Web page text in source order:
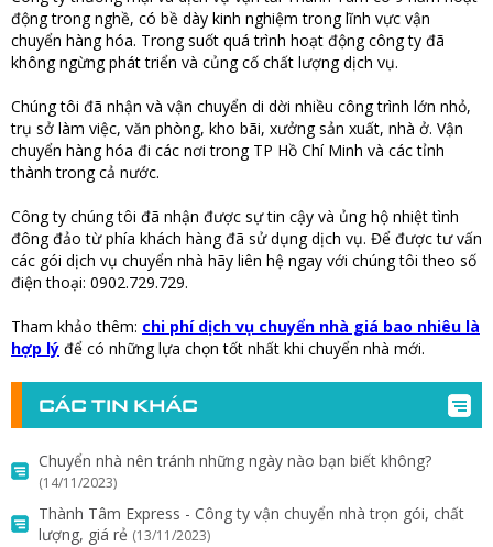
động trong nghề, có bề dày kinh nghiệm trong lĩnh vực vận
chuyển hàng hóa. Trong suốt quá trình hoạt động công ty đã
không ngừng phát triển và củng cố chất lượng dịch vụ.
Chúng tôi đã nhận và vận chuyển di dời nhiều công trình lớn nhỏ,
trụ sở làm việc, văn phòng, kho bãi, xưởng sản xuất, nhà ở. Vận
chuyển hàng hóa đi các nơi trong TP Hồ Chí Minh và các tỉnh
thành trong cả nước.
Công ty chúng tôi đã nhận được sự tin cậy và ủng hộ nhiệt tình
đông đảo từ phía khách hàng đã sử dụng dịch vụ. Để được tư vấn
các gói dịch vụ chuyển nhà hãy liên hệ ngay với chúng tôi theo số
điện thoại: 0902.729.729.
Tham khảo thêm: chi phí dịch vụ chuyển nhà giá bao nhiêu là
hợp lý để có những lựa chọn tốt nhất khi chuyển nhà mới.
CÁC TIN KHÁC
Chuyển nhà nên tránh những ngày nào bạn biết không?
(14/11/2023)
Thành Tâm Express - Công ty vận chuyển nhà trọn gói, chất
lượng, giá rẻ (13/11/2023)